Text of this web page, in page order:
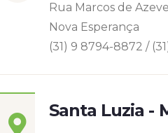
Rua Marcos de
Nova Esperança
(31) 9 8794-8872 /
Santa Luzia -